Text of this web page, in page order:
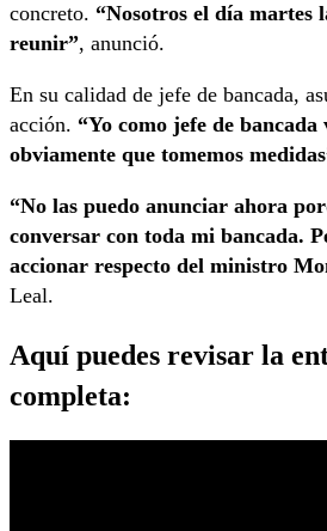
concreto. “Nosotros el día martes
reunir”, anunció.
En su calidad de jefe de bancada,
acción. “Yo como jefe de
obviamente que tomemos
“No las puedo anunciar ahora
conversar con toda mi bancada.
accionar respecto del ministro
Leal.
Aquí puedes revisar la
completa: